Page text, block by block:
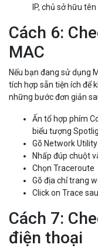
IP, chủ sở hữu
Cách 6:
MAC
Nếu bạn đang sử dụng
tích hợp sẵn tiện ích để
những bước đơn giản
Ấn tổ hợp phím
biểu tượng
Gõ Network
Nhấp đúp chuột
Chọn Traceroute
Gõ địa chỉ trang
Click on Trace
Cách 7:
điện thoại